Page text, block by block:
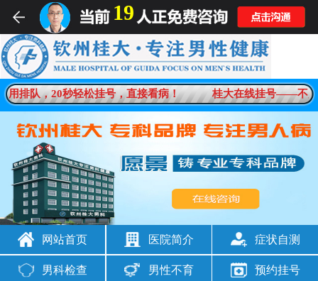
排队，20秒轻松挂号，直接看病！ 桂大在线挂号——不用
网站首页 医院简介 症状自测
男科检查 男性不育 预约挂号
19